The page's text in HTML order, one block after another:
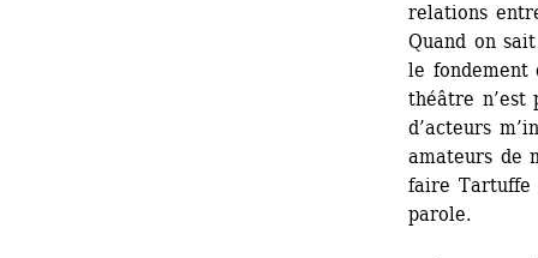
relations
Quand on
le fondement
théâtre n’est
d’acteurs
amateurs de
faire Tartuffe
parole.